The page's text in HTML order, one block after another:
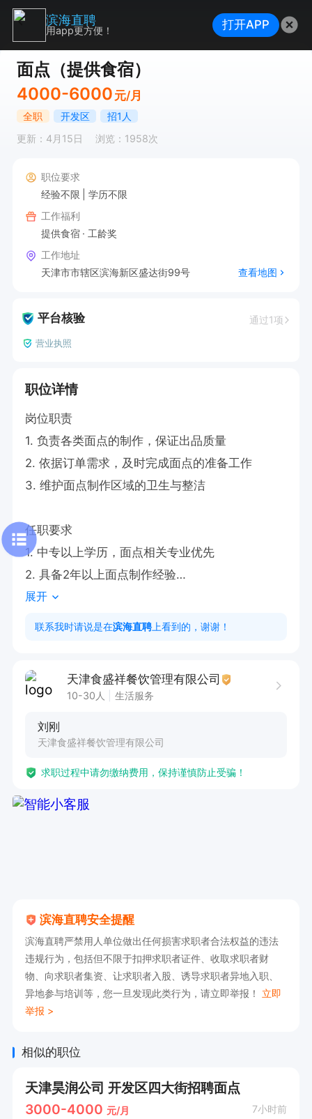
面点（提供食宿）
4000-6000 元/月
全职 开发区
招1人
更新：4月15日
浏览：1958次
职位要求
经验不限
学历不限
工作福利
提供食宿
工龄奖
工作地址
天津市市辖区滨海新区盛达街99号
查看地图
平台核验 通过1项
营业执照
职位详情
岗位职责
1. 负责各类面点的制作，保证出品质量
2. 依据订单需求，及时完成面点的准备工作
3. 维护面点制作区域的卫生与整洁
任职要求
1. 中专以上学历，面点相关专业优先
2. 具备2年以上面点制作经验
3. 熟悉各类面点制作工艺，有创新能力
4. 工作认真负责，有良好的团队协作精神
展开
联系我时请说是在滨海直聘 上看到的，谢谢！
天津食盛祥餐饮管理有限公司
10-30人 生活服务
刘刚
天津食盛祥餐饮管理有限公司
求职过程中请勿缴纳费用，保持谨慎防止受骗！
滨海直聘安全提醒
滨海直聘严禁用人单位做出任何损害求职者合法权益的违法
违规行为，包括但不限于扣押求职者证件、收取求职者财
物、向求职者集资、让求职者入股、诱导求职者异地入职、
异地参与培训等，您一旦发现此类行为，请立即举报！ 立即
举报 >
相似的职位
天津昊润公司 开发区四大街招聘面点
3000-4000 元/月 7小时前
滨海直聘
用app更方便！ 打开APP